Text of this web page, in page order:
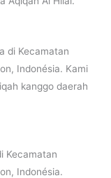
di Kecamatan
Indonésia. Kami
kanggo daerah
Kecamatan
Indonésia.